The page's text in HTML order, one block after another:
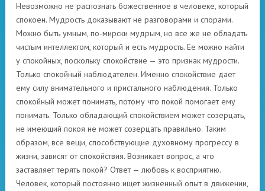
Невозможно не распознать божественное в человеке, который
спокоен. Мудрость доказывают не разговорами и спорами.
Можно быть умным, по-мирски мудрым, но все же не обладать
чистым интеллектом, который и есть мудрость. Ее можно найти
у спокойных, поскольку спокойствие — это признак мудрости.
Только спокойный наблюдателен. Именно спокойствие дает
ему силу внимательного и пристального наблюдения. Только
спокойный может понимать, потому что покой помогает ему
понимать. Только обладающий спокойствием может созерцать,
не имеющий покоя не может созерцать правильно. Таким
образом, все вещи, способствующие духовному прогрессу в
жизни, зависят от спокойствия. Возникает вопрос, а что
заставляет терять покой? Ответ — любовь к восприятию.
Человек, который постоянно ищет жизненный опыт в движении,